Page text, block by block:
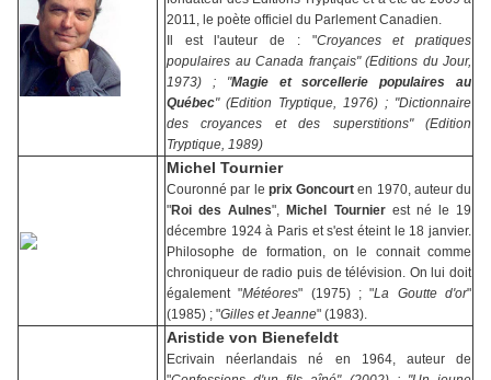
2011, le poète officiel du Parlement Canadien.
Il est l'auteur de : "Croyances et pratiques
populaires au Canada français" (Editions du Jour,
1973) ; "Magie et sorcellerie populaires au
Québec" (Edition Tryptique, 1976) ; "Dictionnaire
des croyances et des superstitions" (Edition
Tryptique, 1989)
Michel Tournier
Couronné par le prix Goncourt en 1970, auteur du
"Roi des Aulnes", Michel Tournierest né le 19
décembre 1924 à Paris et s'est éteint le 18 janvier.
Philosophe de formation, on le connait comme
chroniqueur de radio puis de télévision. On lui doit
également "Météores" (1975) ; "La Goutte d'or"
(1985) ; "Gilles et Jeanne" (1983).
Aristide von Bienefeldt
Ecrivain néerlandais né en 1964, auteur de